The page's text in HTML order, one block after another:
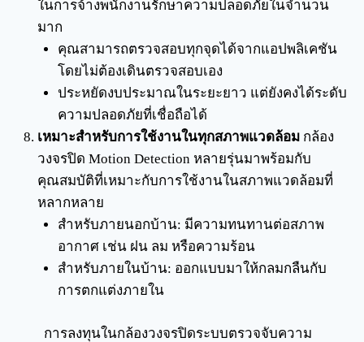
ในการจ้างพนักงานรักษาความปลอดภัยในจำนวน
มาก
คุณสามารถตรวจสอบทุกจุดได้จากแอปพลิเคชัน
โดยไม่ต้องเดินตรวจสอบเอง
ประหยัดงบประมาณในระยะยาว แต่ยังคงได้ระดับ
ความปลอดภัยที่เชื่อถือได้
เหมาะสำหรับการใช้งานในทุกสภาพแวดล้อมกล้อง
วงจรปิด Motion Detection หลายรุ่นมาพร้อมกับ
คุณสมบัติที่เหมาะกับการใช้งานในสภาพแวดล้อมที่
หลากหลาย
สำหรับภายนอกบ้าน: มีความทนทานต่อสภาพ
อากาศ เช่น ฝน ลม หรือความร้อน
สำหรับภายในบ้าน: ออกแบบมาให้กลมกลืนกับ
การตกแต่งภายใน
การลงทุนในกล้องวงจรปิดระบบตรวจจับความ